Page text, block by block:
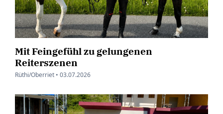
Mit Feingefühl zu gelungenen
Reiterszenen
Rüthi/Oberriet • 03.07.2026